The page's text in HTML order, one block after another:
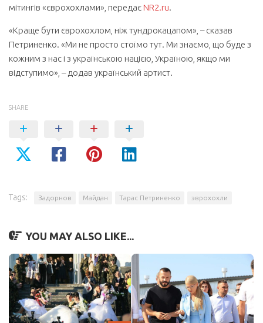
мітингів «єврохохлами», передає NR2.ru.
«Краще бути єврохохлом, ніж тундрокацапом», – сказав
Петриненко. «Ми не просто стоїмо тут. Ми знаємо, що буде з
кожним з нас і з українською нацією, Україною, якщо ми
відступимо», – додав український артист.
SHARE
Tags: Задорнов Майдан Тарас Петриненко эврохохли
YOU MAY ALSO LIKE...